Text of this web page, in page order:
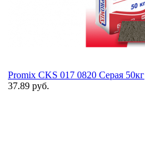
Promix CKS 017 0820 Серая 50кг
37.89 руб.